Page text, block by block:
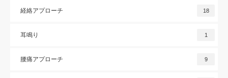
経絡アプローチ 18
耳鳴り 1
腰痛アプローチ 9